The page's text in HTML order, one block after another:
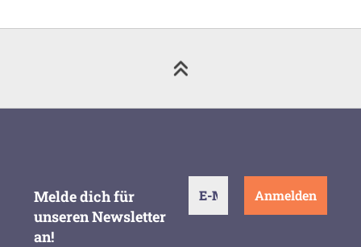
Melde dich für
unseren Newsletter
an!